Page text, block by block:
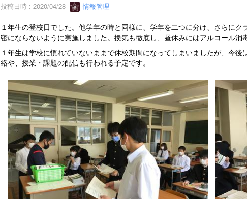
投稿日時 : 2020/04/28 情報管理
１年生の登校日でした。他学年の時と同様に、学年を二つに分け、さらに
密にならないように実施しました。換気も徹底し、昼休みにはアルコール消
１年生は学校に慣れていないままで休校期間になってしまいましたが、今
絡や、授業・課題の配信も行われる予定です。